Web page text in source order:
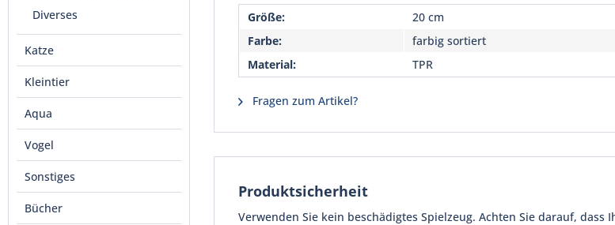
Diverses
Katze
Kleintier
Aqua
Vogel
Sonstiges
Bücher
Größe:
20 cm
Farbe:
farbig sortiert
Material:
TPR
Fragen zum Artikel?
Produktsicherheit
Verwenden Sie kein beschädigtes Spielzeug. Achten Sie darauf,